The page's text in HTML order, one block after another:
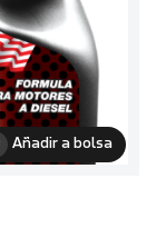
Añadir a bolsa